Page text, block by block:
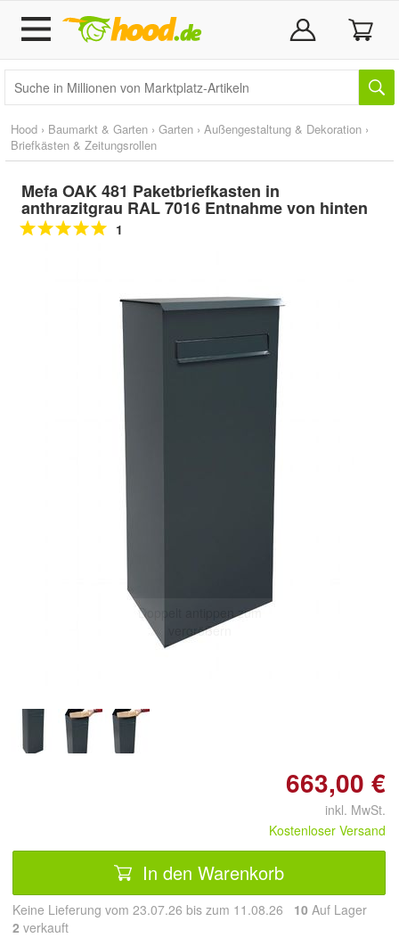
Hood › Baumarkt & Garten › Garten › Außengestaltung & Dekoration ›
Briefkästen & Zeitungsrollen
Mefa OAK 481 Paketbriefkasten in
anthrazitgrau RAL 7016 Entnahme von hinten
1
Doppelt antippen zum
vergrößern
663,00 €
inkl. MwSt.
Kostenloser Versand
In den Warenkorb
Keine Lieferung vom 23.07.26 bis zum 11.08.26 10 Auf Lager
2 verkauft